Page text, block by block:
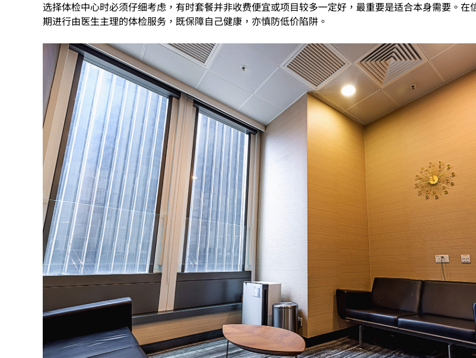
选择体检中心时必须仔细考虑，有时套餐并非收费便宜或项目较多一定好，最重要是适合本身需要。在
期进行由医生主理的体检服务，既保障自己健康，亦慎防低价陷阱。